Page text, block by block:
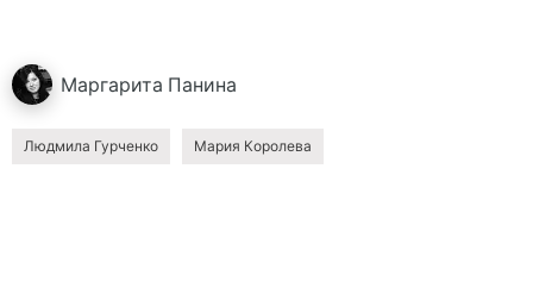
Маргарита Панина
Людмила Гурченко Мария Королева